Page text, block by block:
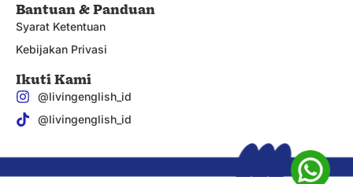
Bantuan & Panduan
Syarat Ketentuan
Kebijakan Privasi
Ikuti Kami
@livingenglish_id
@livingenglish_id